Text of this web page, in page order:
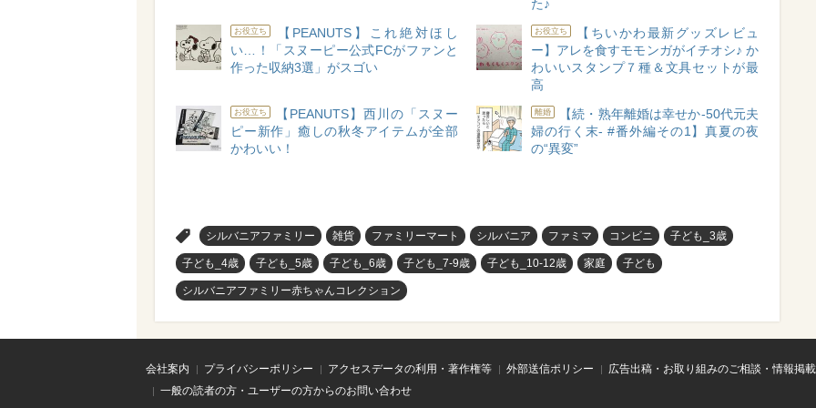
た♪
お役立ち
【PEANUTS】これ絶対ほし
い…！「スヌーピー公式FCがファンと
作った収納3選」がスゴい
お役立ち
【ちいかわ最新グッズレビュ
ー】アレを食すモモンガがイチオシ♪ か
わいいスタンプ７種＆文具セットが最
高
お役立ち
【PEANUTS】西川の「スヌー
ピー新作」癒しの秋冬アイテムが全部
かわいい！
離婚
【続・熟年離婚は幸せか-50代元夫
婦の行く末- #番外編その1】真夏の夜
の“異変”
シルバニアファミリー 雑貨 ファミリーマート シルバニア ファミマ コンビニ 子ども_3歳
子ども_4歳 子ども_5歳 子ども_6歳 子ども_7-9歳 子ども_10-12歳 家庭 子ども
シルバニアファミリー赤ちゃんコレクション
会社案内 プライバシーポリシー アクセスデータの利用・著作権等 外部送信ポリシー
広告出稿・お取り組みのご相談・情報掲
一般の読者の方・ユーザーの方からのお問い合わせ